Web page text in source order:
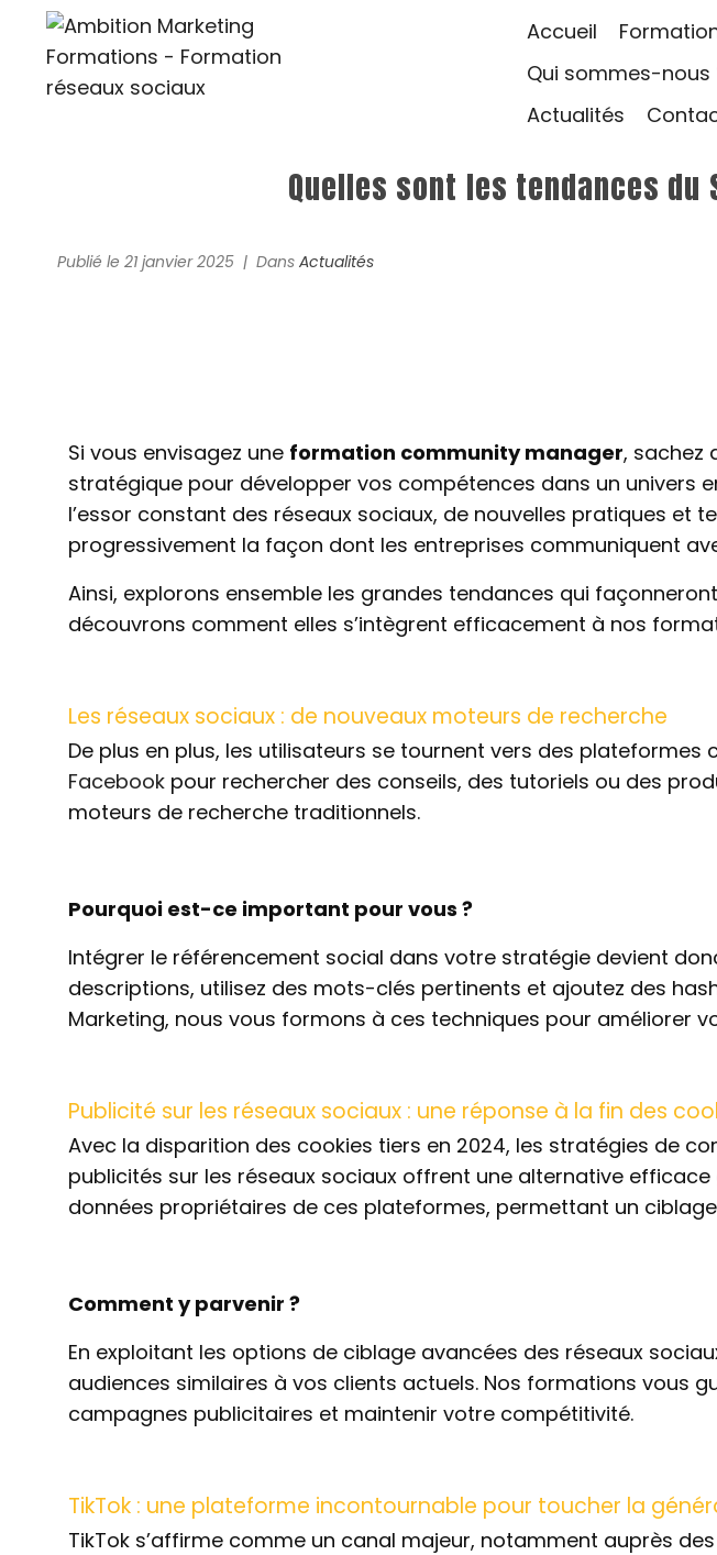
Accueil
Qui sommes-nous
Actualités
Quelles sont les tendances
Publié le 21 janvier 2025 Dans Actualités
Si vous envisagez une formation community manager, sachez
stratégique pour développer vos compétences dans un univers
l’essor constant des réseaux sociaux, de nouvelles pratiques et
progressivement la façon dont les entreprises communiquent
Ainsi, explorons ensemble les grandes tendances qui
découvrons comment elles s’intègrent efficacement à nos
Les réseaux sociaux : de nouveaux moteurs de recherche
De plus en plus, les utilisateurs se tournent vers des plateformes
Facebook pour rechercher des conseils, des tutoriels ou des
moteurs de recherche traditionnels.
Pourquoi est-ce important pour vous ?
Intégrer le référencement social dans votre stratégie devient
descriptions, utilisez des mots-clés pertinents et ajoutez des
Marketing, nous vous formons à ces techniques pour améliorer
Publicité sur les réseaux sociaux : une réponse à la fin des
Avec la disparition des cookies tiers en 2024, les stratégies de
publicités sur les réseaux sociaux offrent une alternative
données propriétaires de ces plateformes, permettant un
Comment y parvenir ?
En exploitant les options de ciblage avancées des réseaux
audiences similaires à vos clients actuels. Nos formations vous
campagnes publicitaires et maintenir votre compétitivité.
TikTok : une plateforme incontournable pour toucher la
TikTok s’affirme comme un canal majeur, notamment auprès